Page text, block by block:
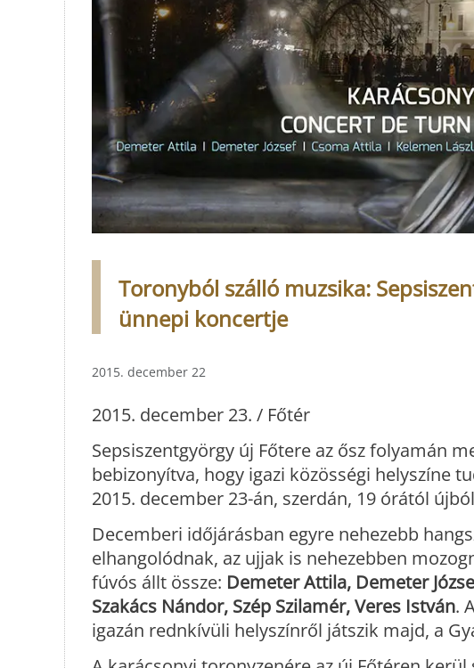
Toronyból szálló muzsika:
ünnepi koncertje
2015. december 22
2015. december 23. / Főtér
Sepsiszentgyörgy új Főtere az ősz folyamán
bebizonyítva, hogy igazi közösségi helyszíne
2015. december 23-án, szerdán, 19 órától
Decemberi időjárásban egyre nehezebb
elhangolódnak, az ujjak is nehezebben
fúvós állt össze: Demeter Attila, Demeter
Szakács Nándor, Szép Szilamér, Veres István.
igazán rednkívüli helyszínről játszik majd, a